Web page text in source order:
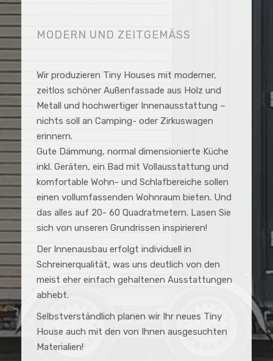
MODERN UND ZEITGEMÄSS
Wir produzieren Tiny Houses mit moderner,
zeitlos schöner Außenfassade aus Holz und
Metall und hochwertiger Innenausstattung –
nichts soll an Camping- oder Zirkuswagen
erinnern.
Gute Dämmung, normal dimensionierte Küche
inkl. Geräten, ein Bad mit Vollausstattung und
komfortable Wohn- und Schlafbereiche sollen
einen vollumfassenden Wohnraum bieten. Und
das alles auf 20- 60 Quadratmetern. Lasen Sie
sich von unseren Grundrissen inspirieren!
Der Innenausbau erfolgt individuell in
Schreinerqualität, was uns deutlich von den
meist eher einfach gehaltenen Ausstattungen
abhebt.
Selbstverständlich planen wir Ihr neues Tiny
House auch mit den von Ihnen ausgesuchten
Materialien!